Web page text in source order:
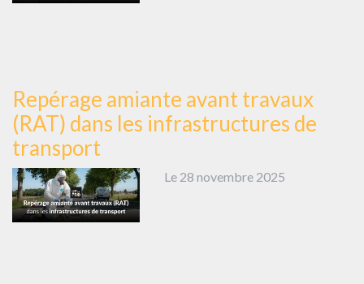
Repérage amiante avant travaux
(RAT) dans les infrastructures de
transport
Le 28 novembre 2025